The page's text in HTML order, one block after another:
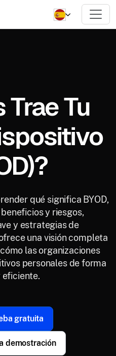
Trae Tu
qué significa BYOD,
y riesgos,
y estrategias de
una visión completa
las organizaciones
personales de forma
eficiente.
gratuita
demostración